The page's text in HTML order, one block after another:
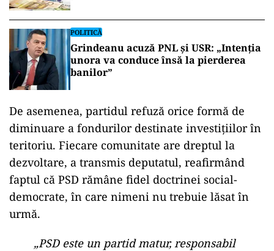
POLITICĂ
Grindeanu acuză PNL și USR: „Intenția
unora va conduce însă la pierderea
banilor”
De asemenea, partidul refuză orice formă de
diminuare a fondurilor destinate investițiilor în
teritoriu. Fiecare comunitate are dreptul la
dezvoltare, a transmis deputatul, reafirmând
faptul că PSD rămâne fidel doctrinei social-
democrate, în care nimeni nu trebuie lăsat în
urmă.
„PSD este un partid matur, responsabil